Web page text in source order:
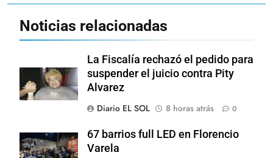
Noticias relacionadas
La Fiscalía rechazó el pedido para
suspender el juicio contra Pity
Alvarez
Diario EL SOL
8 horas atrás 0
67 barrios full LED en Florencio
Varela